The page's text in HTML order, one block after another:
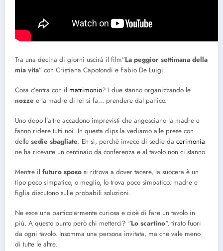
Tra una decina di giorni uscirà il film”La peggior settimana della
mia vita” con Cristiana Capotondi e Fabio De Luigi.
Cosa c’entra con il matrimonio? I due stanno organizzando le
nozze e la madre di lei si fa… prendere dal panico.
Uno dopo l’altro accadono imprevisti che angosciano la madre e
fanno ridere tutti noi. In questa clips la vediamo alle prese con
delle sedie sbagliate. Eh sì, perchè invece di sedie da cerimonia
ne ha ricevute un centinaio da conferenza e al tavolo non ci stanno.
Mentre il futuro sposo si ritrova a dover tacere, la suocera è un
tipo poco simpatico, o meglio, lo trova poco simpatico, madre e
figlia discutono sulle probabili soluzioni.
Ne esce una particolarmente curiosa e cioè di fare un tavolo in
più. A questo punto però chi metterci? “Lo scartino“, tirato fuori
da ogni tavolo. Insomma una persona invitata, ma che vale meno
di tutte le altre.